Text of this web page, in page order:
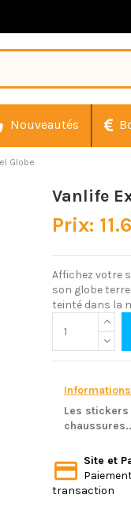
Nouveautés
Globe
Vanlife
Prix:
Affichez votre
son globe
teinté dans la
Les
Site et
transaction